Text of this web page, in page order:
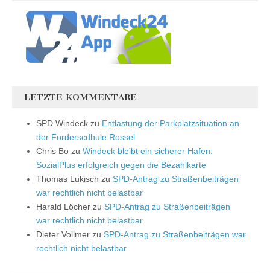
LETZTE KOMMENTARE
SPD Windeck zu Entlastung der Parkplatzsituation an
der Förderscdhule Rossel
Chris Bo zu Windeck bleibt ein sicherer Hafen:
SozialPlus erfolgreich gegen die Bezahlkarte
Thomas Lukisch zu SPD-Antrag zu Straßenbeiträgen
war rechtlich nicht belastbar
Harald Löcher zu SPD-Antrag zu Straßenbeiträgen
war rechtlich nicht belastbar
Dieter Vollmer zu SPD-Antrag zu Straßenbeiträgen war
rechtlich nicht belastbar